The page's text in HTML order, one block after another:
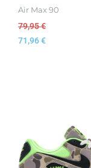
Air Max 90
79,95€
71,96€